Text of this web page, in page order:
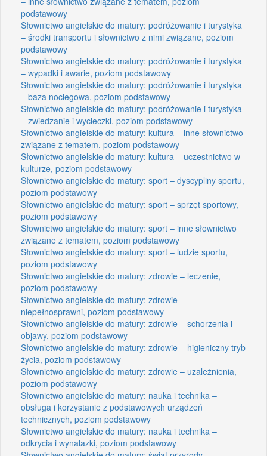
podstawowy
Słownictwo angielskie do matury: podróżowanie i turystyka
– środki transportu i słownictwo z nimi związane, poziom
podstawowy
Słownictwo angielskie do matury: podróżowanie i turystyka
– wypadki i awarie, poziom podstawowy
Słownictwo angielskie do matury: podróżowanie i turystyka
– baza noclegowa, poziom podstawowy
Słownictwo angielskie do matury: podróżowanie i turystyka
– zwiedzanie i wycieczki, poziom podstawowy
Słownictwo angielskie do matury: kultura – inne słownictwo
związane z tematem, poziom podstawowy
Słownictwo angielskie do matury: kultura – uczestnictwo w
kulturze, poziom podstawowy
Słownictwo angielskie do matury: sport – dyscypliny sportu,
poziom podstawowy
Słownictwo angielskie do matury: sport – sprzęt sportowy,
poziom podstawowy
Słownictwo angielskie do matury: sport – inne słownictwo
związane z tematem, poziom podstawowy
Słownictwo angielskie do matury: sport – ludzie sportu,
poziom podstawowy
Słownictwo angielskie do matury: zdrowie – leczenie,
poziom podstawowy
Słownictwo angielskie do matury: zdrowie –
niepełnosprawni, poziom podstawowy
Słownictwo angielskie do matury: zdrowie – schorzenia i
objawy, poziom podstawowy
Słownictwo angielskie do matury: zdrowie – higieniczny tryb
życia, poziom podstawowy
Słownictwo angielskie do matury: zdrowie – uzależnienia,
poziom podstawowy
Słownictwo angielskie do matury: nauka i technika –
obsługa i korzystanie z podstawowych urządzeń
technicznych, poziom podstawowy
Słownictwo angielskie do matury: nauka i technika –
odkrycia i wynalazki, poziom podstawowy